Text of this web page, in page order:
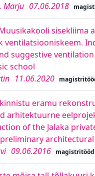
Marju 07.06.2018
sisekliima
ventilatsiooniskeem.
suggestive
school
11.06.2020
kinnistu eramu
arhitektuurne
of the Jalaka
09.06.2016 magistritööd